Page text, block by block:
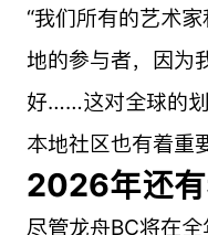
“我们所有的艺术
地的参与者，因为
好……这对全球的
本地社区也有着重
2026年还有
尽管龙舟BC将在全